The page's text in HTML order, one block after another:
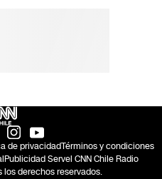
de privacidadTérminos y condiciones
Publicidad Servel CNN Chile Radio
los derechos reservados.